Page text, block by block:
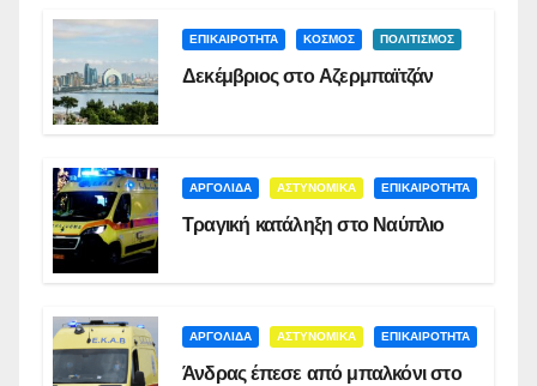
ΕΠΙΚΑΙΡΟΤΗΤΑ ΚΟΣΜΟΣ ΠΟΛΙΤΙΣΜΟΣ
Δεκέμβριος στο Αζερμπαϊτζάν
ΑΡΓΟΛΙΔΑ ΑΣΤΥΝΟΜΙΚΑ ΕΠΙΚΑΙΡΟΤΗΤΑ
Τραγική κατάληξη στο Ναύπλιο
ΑΡΓΟΛΙΔΑ ΑΣΤΥΝΟΜΙΚΑ ΕΠΙΚΑΙΡΟΤΗΤΑ
Άνδρας έπεσε από μπαλκόνι στο